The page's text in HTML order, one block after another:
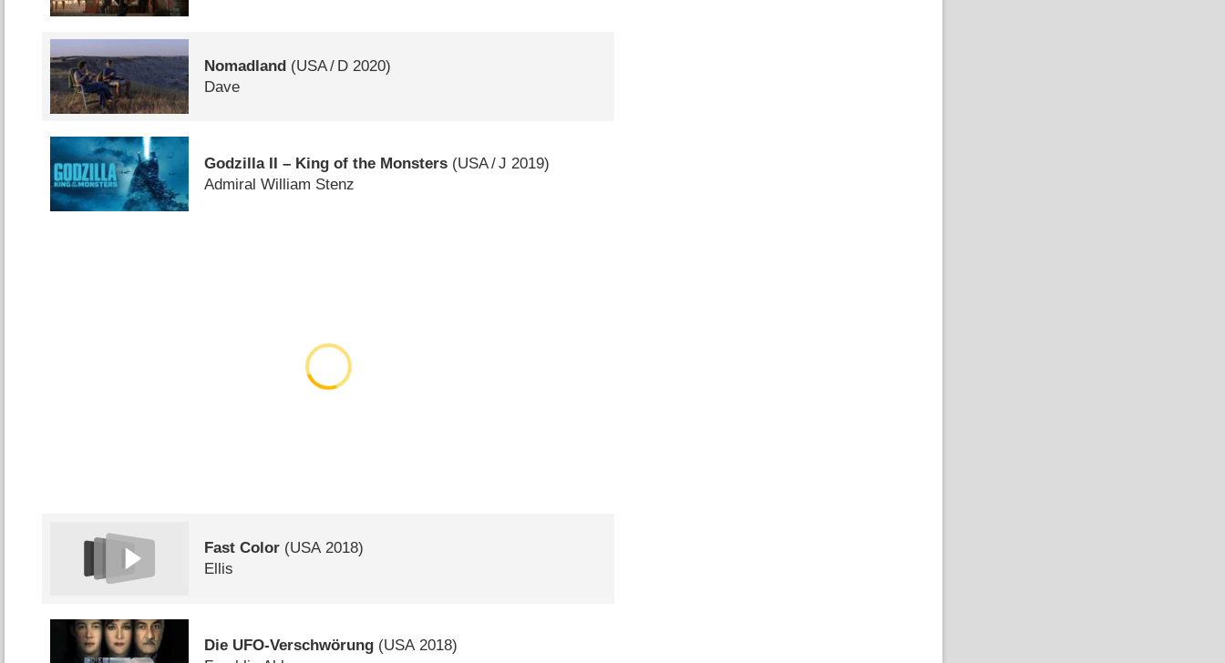
Nomadland (USA/ D 2020)
Dave
Godzilla II – King of the Monsters (USA/J 2019)
Admiral William Stenz
Fast Color (USA2018)
Ellis
Die UFO-Verschwörung (USA2018)